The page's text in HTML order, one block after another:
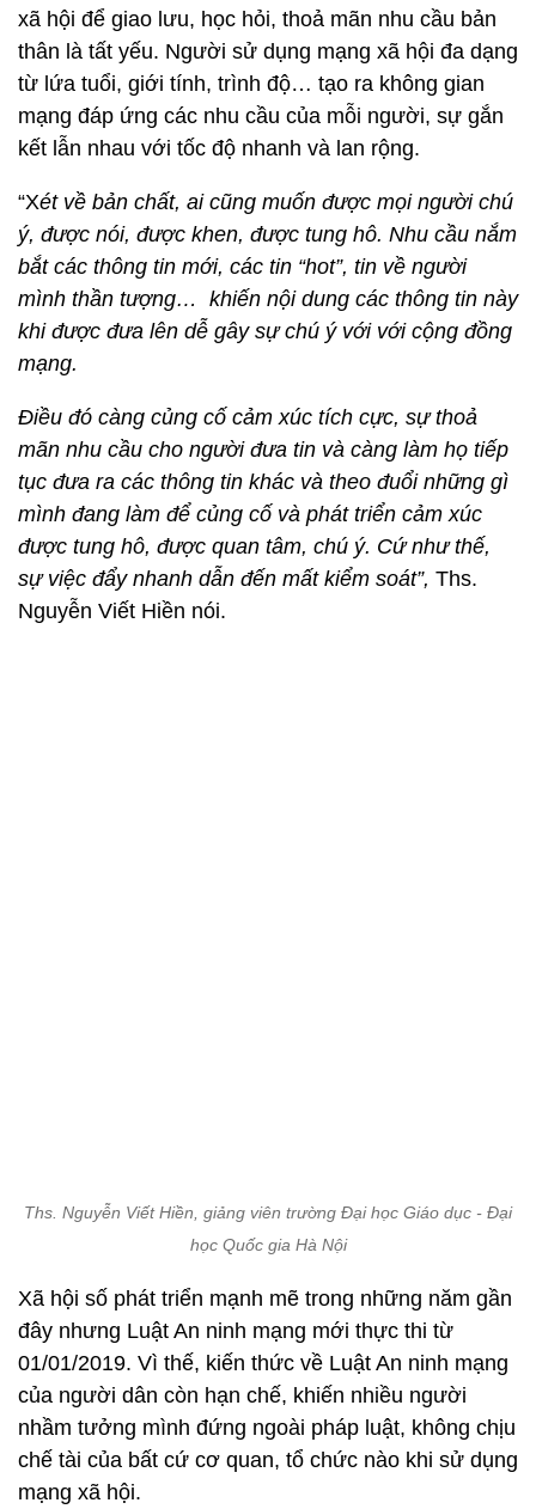
xã hội để giao lưu, học hỏi, thoả mãn nhu cầu bản
thân là tất yếu. Người sử dụng mạng xã hội đa dạng
từ lứa tuổi, giới tính, trình độ… tạo ra không gian
mạng đáp ứng các nhu cầu của mỗi người, sự gắn
kết lẫn nhau với tốc độ nhanh và lan rộng.
“Xét về bản chất, ai cũng muốn được mọi người chú
ý, được nói, được khen, được tung hô. Nhu cầu nắm
bắt các thông tin mới, các tin “hot”, tin về người
mình thần tượng… khiến nội dung các thông tin này
khi được đưa lên dễ gây sự chú ý với với cộng đồng
mạng.
Điều đó càng củng cố cảm xúc tích cực, sự thoả
mãn nhu cầu cho người đưa tin và càng làm họ tiếp
tục đưa ra các thông tin khác và theo đuổi những gì
mình đang làm để củng cố và phát triển cảm xúc
được tung hô, được quan tâm, chú ý. Cứ như thế,
sự việc đẩy nhanh dẫn đến mất kiểm soát”, Ths.
Nguyễn Viết Hiền nói.
Ths. Nguyễn Viết Hiền, giảng viên trường Đại học Giáo dục - Đại
học Quốc gia Hà Nội
Xã hội số phát triển mạnh mẽ trong những năm gần
đây nhưng Luật An ninh mạng mới thực thi từ
01/01/2019. Vì thế, kiến thức về Luật An ninh mạng
của người dân còn hạn chế, khiến nhiều người
nhầm tưởng mình đứng ngoài pháp luật, không chịu
chế tài của bất cứ cơ quan, tổ chức nào khi sử dụng
mạng xã hội.